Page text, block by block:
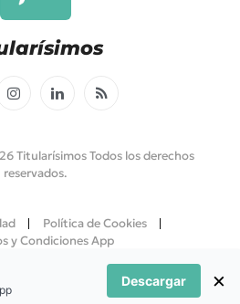
InstagramLinkedInRSS
Titularísimos Todos los derechos
reservados.
Política de Cookies
y Condiciones App
Descargar ×